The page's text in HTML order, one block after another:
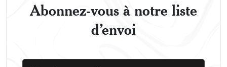
Abonnez-vous à notre liste
d’envoi